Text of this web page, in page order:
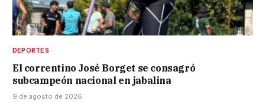
DEPORTES
El correntino José Borget se consagró
subcampeón nacional en jabalina
9 de agosto de 2026